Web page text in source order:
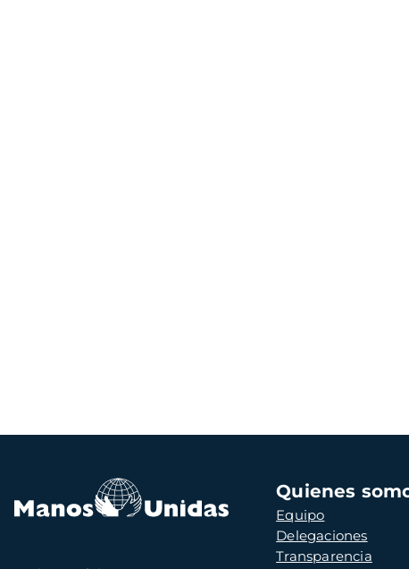
Navegación
principal
Quienes
Equipo
Delegaciones
Transparencia